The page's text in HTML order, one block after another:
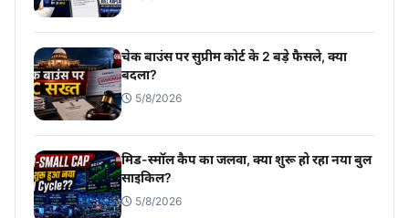
चेक बाउंस पर सुप्रीम कोर्ट के 2 बड़े फैसले, क्या
बदला?
5/8/2026
मिड-स्मॉल कैप का जलवा, क्या शुरू हो रहा नया बुल
साइकिल?
5/8/2026